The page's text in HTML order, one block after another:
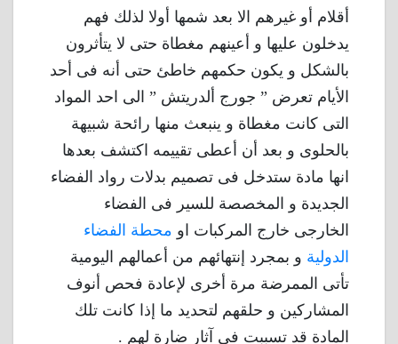
أقلام أو غيرهم الا بعد شمها أولا لذلك فهم
يدخلون عليها و أعينهم مغطاة حتى لا يتأثرون
بالشكل و يكون حكمهم خاطئ حتى أنه فى أحد
الأيام تعرض ” جورج ألدريتش ” الى احد المواد
التى كانت مغطاة و ينبعث منها رائحة شبيهة
بالحلوى و بعد أن أعطى تقييمه اكتشف بعدها
انها مادة ستدخل فى تصميم بدلات رواد الفضاء
الجديدة و المخصصة للسير فى الفضاء
الخارجى خارج المركبات او محطة الفضاء
الدولية و بمجرد إنتهائهم من أعمالهم اليومية
تأتى الممرضة مرة أخرى لإعادة فحص أنوف
المشاركين و حلقهم لتحديد ما إذا كانت تلك
المادة قد تسببت في آثار ضارة لهم .